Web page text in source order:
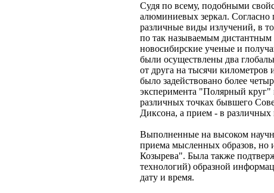
Судя по всему, подобными
алюминиевых зеркал.
различные виды излучений, в
по так называемым дистантным
новосибирские ученые и
были осуществлены два
от друга на тысячи
было задействовано более
эксперимента "Полярный круг"
различных точках бывшего
Диксона, а прием - в
Выполненные на высоком
приема мысленных образов, но
Козырева". Была также
технологий) образной
дату и время.